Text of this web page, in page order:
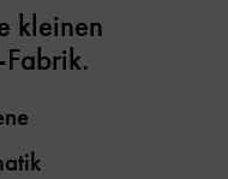
kleinen